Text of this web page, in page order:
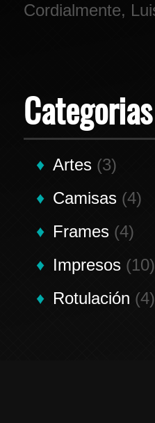
Cordialmente,
Categorias
Artes (3)
Camisas (4)
Frames (4)
Impresos (10)
Rotulación (4)